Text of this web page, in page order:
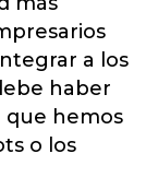
a los
haber
que hemos
o los